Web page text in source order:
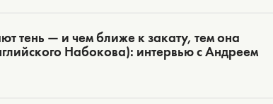
тень — и чем ближе к закату, тем она
Набокова): интервью с Андреем